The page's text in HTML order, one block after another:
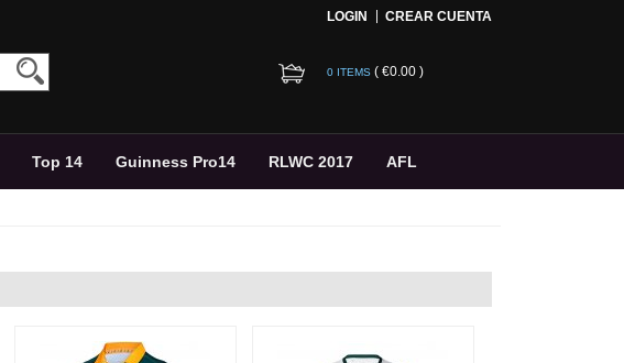
LOGIN CREAR CUENTA
0 ITEMS ( €0.00 )
Top 14 Guinness Pro14 RLWC 2017 AFL